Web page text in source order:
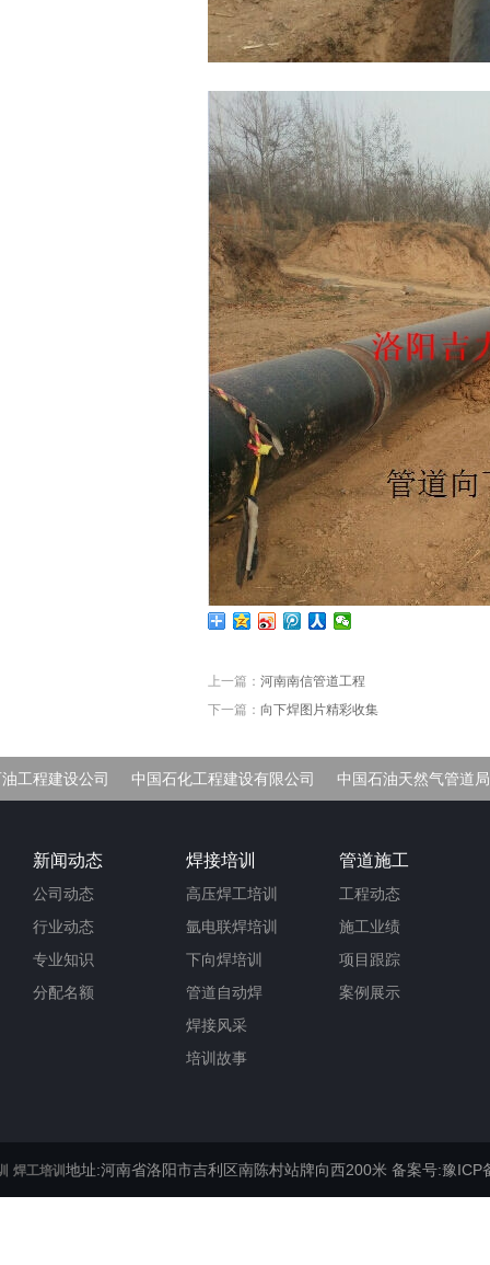
上一篇： 河南南信管道工程
下一篇： 向下焊图片精彩收集
工程建设公司 中国石化工程建设有限公司 中国石油天然气管道局
新闻动态
公司动态
行业动态
专业知识
分配名额
焊接培训
高压焊工培训
氩电联焊培训
下向焊培训
管道自动焊
焊接风采
培训故事
管道施工
工程动态
施工业绩
项目跟踪
案例展示
地址:河南省洛阳市吉利区南陈村站牌向西200米 备案号:豫ICP
焊工培训